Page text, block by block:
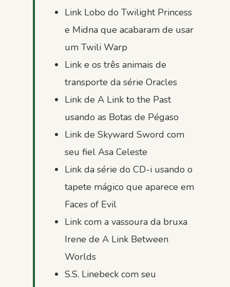
Link Lobo do Twilight Princess
e Midna que acabaram de usar
um Twili Warp
Link e os três animais de
transporte da série Oracles
Link de A Link to the Past
usando as Botas de Pégaso
Link de Skyward Sword com
seu fiel Asa Celeste
Link da série do CD-i usando o
tapete mágico que aparece em
Faces of Evil
Link com a vassoura da bruxa
Irene de A Link Between
Worlds
S.S. Linebeck com seu